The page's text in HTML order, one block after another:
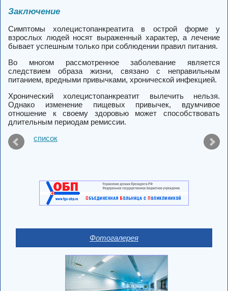
Заключение
Симптомы холецистопанкреатита в острой форме у
взрослых людей носят выраженный характер, а лечение
бывает успешным только при соблюдении правил питания.
Во многом рассмотренное заболевание является
следствием образа жизни, связано с неправильным
питанием, вредными привычками, хронической инфекцией.
Хронический холецистопанкреатит вылечить нельзя.
Однако изменение пищевых привычек, вдумчивое
отношение к своему здоровью может способствовать
длительным периодам ремиссии.
список
Фотогалерея